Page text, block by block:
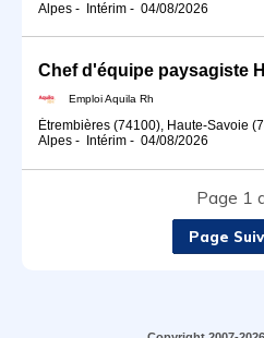
Alpes - Intérim - 04/08/2026
Chef d'équipe paysagiste
Emploi Aquila Rh
Étrembières (74100), Haute-Savoie
Alpes - Intérim - 04/08/2026
Page 1
Page